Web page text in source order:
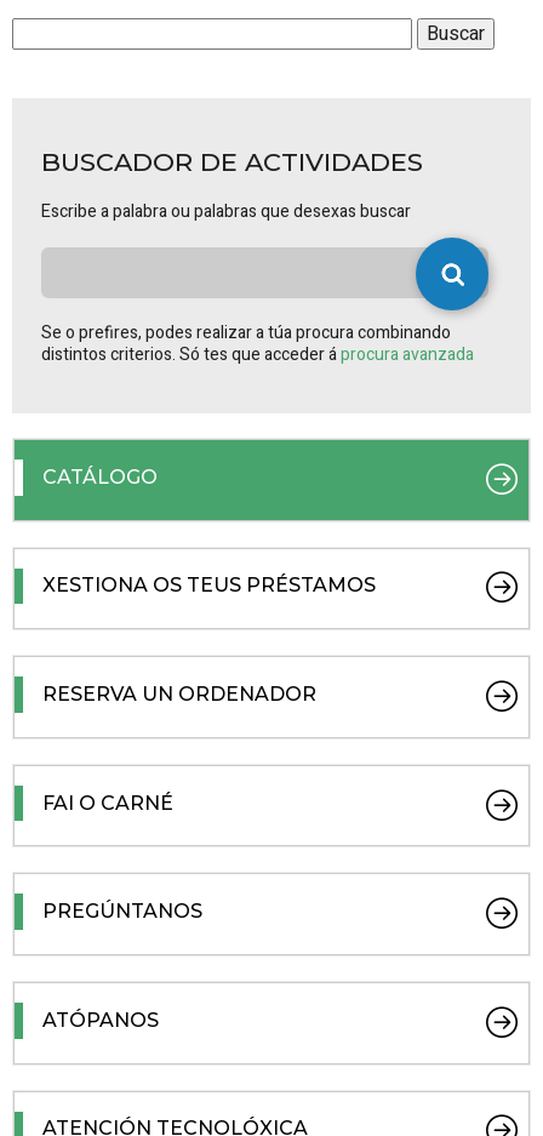
BUSCADOR DE ACTIVIDADES
Escribe a palabra ou palabras que desexas buscar
Se o prefires, podes realizar a túa procura combinando
distintos criterios. Só tes que acceder áprocura avanzada
CATÁLOGO
XESTIONA OS TEUS PRÉSTAMOS
RESERVA UN ORDENADOR
FAI O CARNÉ
PREGÚNTANOS
ATÓPANOS
ATENCIÓN TECNOLÓXICA